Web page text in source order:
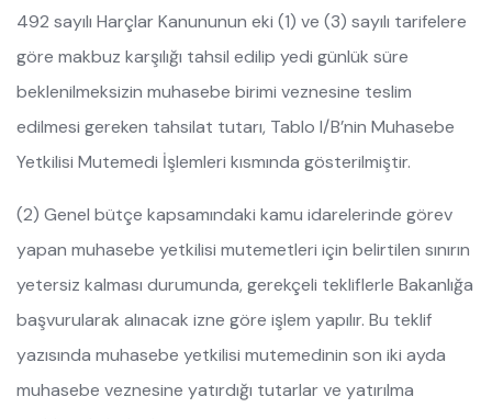
492 sayılı Harçlar Kanununun eki (1) ve (3) sayılı tarifelere
göre makbuz karşılığı tahsil edilip yedi günlük süre
beklenilmeksizin muhasebe birimi veznesine teslim
edilmesi gereken tahsilat tutarı, Tablo I/B’nin Muhasebe
Yetkilisi Mutemedi İşlemleri kısmında gösterilmiştir.
(2) Genel bütçe kapsamındaki kamu idarelerinde görev
yapan muhasebe yetkilisi mutemetleri için belirtilen sınırın
yetersiz kalması durumunda, gerekçeli tekliflerle Bakanlığa
başvurularak alınacak izne göre işlem yapılır. Bu teklif
yazısında muhasebe yetkilisi mutemedinin son iki ayda
muhasebe veznesine yatırdığı tutarlar ve yatırılma